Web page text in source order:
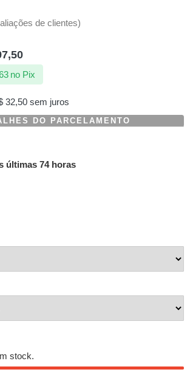
de clientes)
32,50sem juros
no Pix
DO PARCELAMENTO
últimas 74 horas
stock.